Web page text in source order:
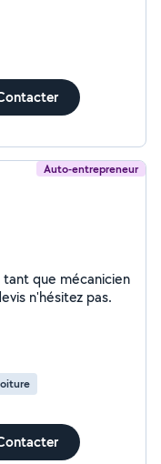
Auto-entrepreneur
que mécanicien
devis n'hésitez pas.